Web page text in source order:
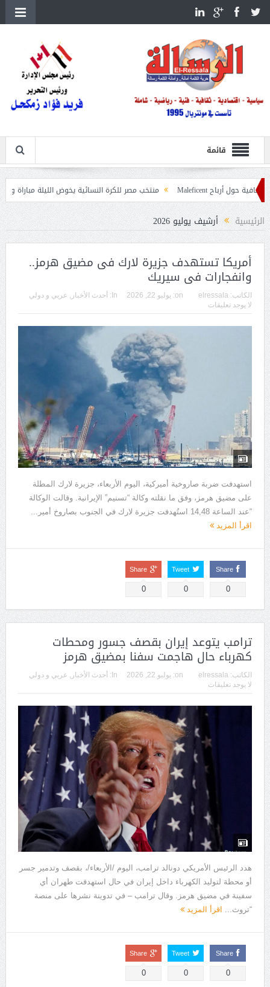
قائمة
منتخب مصر للكرة النسائية يخوض الليلة مباراة وداع أمم إفريقيا أمام نيجيريا
الرئيسية أرشيف يوليو 2026
أمريكا تستهدف جزيرة لارك فى مضيق هرمز..
وانفجارات فى سيريك
الكاتب: elressala
on: يوليو 22, 2026 In: أحدث الأخبار
عربي و دولي
لا يوجد تعليقات
استهدفت ضربة صاروخية أميركية، اليوم الأربعاء، جزيرة لارك المطلة
على مضيق هرمز، وفق ما نقلته وكالة “تسنيم” الإيرانية. وقالت الوكالة
“عند الساعة 14,48 استُهدفت جزيرة لارك في الجنوب بصاروخ أمير...
اقرأ المزيد
Share
0
Tweet
0
Share
0
ترامب يتوعد إيران بقصف جسور ومحطات
كهرباء حال هاجمت سفنا بمضيق هرمز
الكاتب: elressala
on: يوليو 22, 2026 In: أحدث الأخبار , عربي و دولي
لا يوجد تعليقات
هدد الرئيس الأمريكي دونالد ترامب، اليوم /الأربعاء/، بقصف وتدمير جسر
أو محطة لتوليد الكهرباء داخل إيران في حال استهدفت طهران أي
سفينة في مضيق هرمز. وقال ترامب – في تدوينة نشرها على منصة
“تروث...
اقرأ المزيد
Share
0
Tweet
0
Share
0